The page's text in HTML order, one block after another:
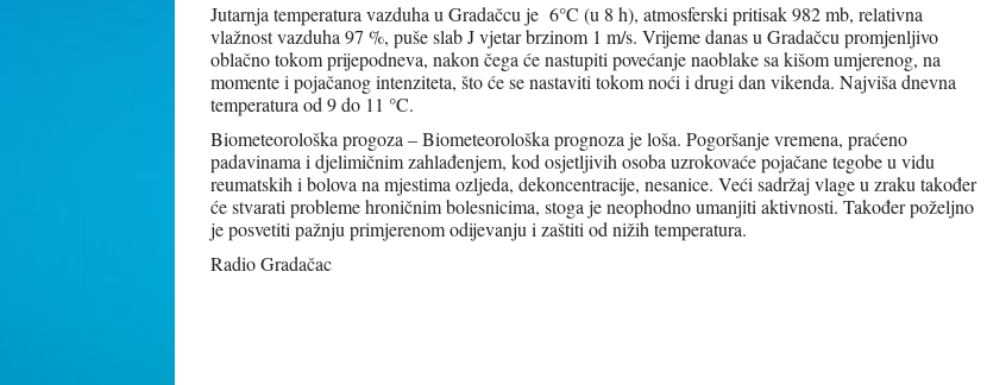
Jutarnja temperatura vazduha u Gradačcu je 6°C (u 8 h), atmosferski pritisak 982 mb, relativna
vlažnost vazduha 97 %, puše slab J vjetar brzinom 1 m/s. Vrijeme danas u Gradačcu promjenljivo
oblačno tokom prijepodneva, nakon čega će nastupiti povećanje naoblake sa kišom umjerenog, na
momente i pojačanog intenziteta, što će se nastaviti tokom noći i drugi dan vikenda. Najviša dnevna
temperatura od 9 do 11 °C.
Biometeorološka progoza – Biometeorološka prognoza je loša. Pogoršanje vremena, praćeno
padavinama i djelimičnim zahlađenjem, kod osjetljivih osoba uzrokovaće pojačane tegobe u vidu
reumatskih i bolova na mjestima ozljeda, dekoncentracije, nesanice. Veći sadržaj vlage u zraku također
će stvarati probleme hroničnim bolesnicima, stoga je neophodno umanjiti aktivnosti. Također poželjno
je posvetiti pažnju primjerenom odijevanju i zaštiti od nižih temperatura.
Radio Gradačac